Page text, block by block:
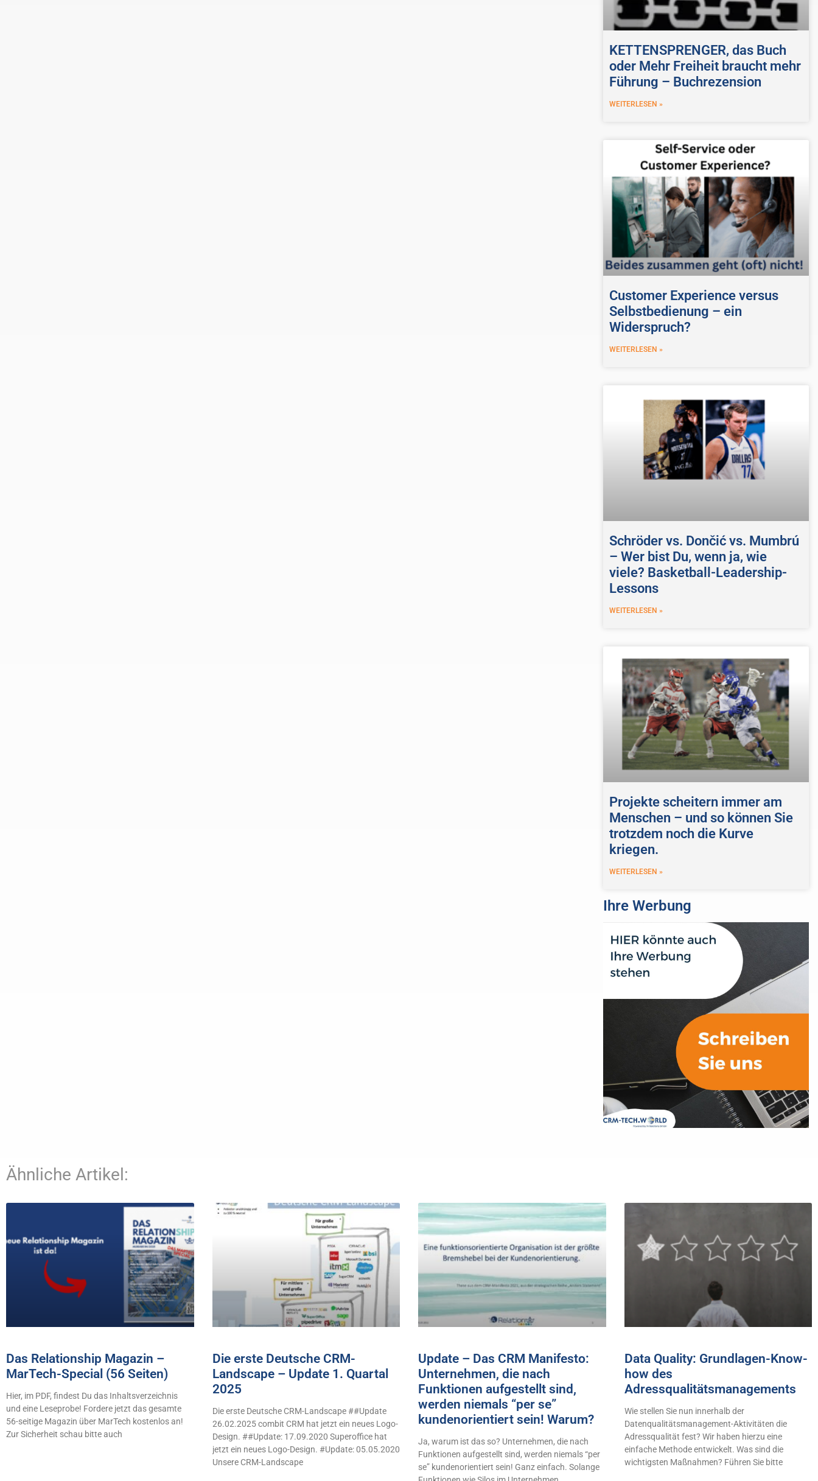
KETTENSPRENGER, das Buch
oder Mehr Freiheit braucht mehr
Führung – Buchrezension
WEITERLESEN »
Customer Experience versus
Selbstbedienung – ein
Widerspruch?
WEITERLESEN »
Schröder vs. Dončić vs. Mumbrú
– Wer bist Du, wenn ja, wie
viele? Basketball-Leadership-
Lessons
WEITERLESEN »
Projekte scheitern immer am
Menschen – und so können Sie
trotzdem noch die Kurve
kriegen.
WEITERLESEN »
Ihre Werbung
Ähnliche Artikel:
Das Relationship Magazin –
MarTech-Special (56 Seiten)
Hier, im PDF, findest Du das Inhaltsverzeichnis
und eine Leseprobe! Fordere jetzt das gesamte
56-seitige Magazin über MarTech kostenlos an!
Zur Sicherheit schau bitte auch
Die erste Deutsche CRM-
Landscape – Update 1. Quartal
2025
Die erste Deutsche CRM-Landscape ##Update
26.02.2025 combit CRM hat jetzt ein neues Logo-
Design. ##Update: 17.09.2020 Superoffice hat
jetzt ein neues Logo-Design. #Update: 05.05.2020
Unsere CRM-Landscape
Update – Das CRM Manifesto:
Unternehmen, die nach
Funktionen aufgestellt sind,
werden niemals “per se”
kundenorientiert sein! Warum?
Ja, warum ist das so? Unternehmen, die nach
Funktionen aufgestellt sind, werden niemals “per
se” kundenorientiert sein! Ganz einfach. Solange
Data Quality: Grundlagen-Know-
how des
Adressqualitätsmanagements
Wie stellen Sie nun innerhalb der
Datenqualitätsmanagement-Aktivitäten die
Adressqualität fest? Wir haben hierzu eine
einfache Methode entwickelt. Was sind die
wichtigsten Maßnahmen? Führen Sie bitte